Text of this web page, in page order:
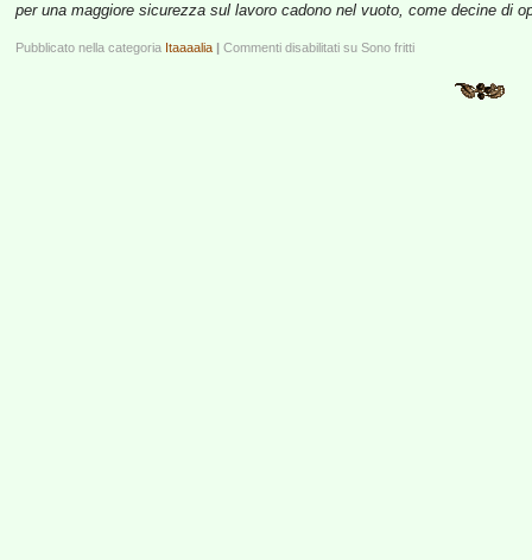
per una maggiore sicurezza sul lavoro cadono nel vuoto, come decine di
Pubblicato nella categoria Itaaaalia | Commenti disabilitati su Sono fritti